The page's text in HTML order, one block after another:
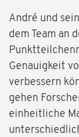
André und
dem Team an
Genauigkeit
verbessern
gehen
einheitliche